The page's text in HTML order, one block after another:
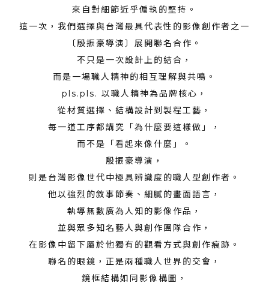
來自對細節近乎偏執的堅持。
這一次， 我們選擇與台灣最具代表性的影像創作者之一
〔殷振豪導演〕展開聯名合作。
不只是一次設計上的結合，
而是一場職人精神的相互理解與共鳴。
pls.pls. 以職人精神為品牌核心，
從材質選擇、結構設計到製程工藝，
每一道工序都講究「為什麼要這樣做」，
而不是「看起來像什麼」。
殷振豪導演，
則是台灣影像世代中極具辨識度的職人型創作者。
他以強烈的敘事節奏、細膩的畫面語言，
執導無數廣為人知的影像作品，
並與眾多知名藝人與創作團隊合作，
在影像中留下屬於他獨有的觀看方式與創作痕跡。
聯名的眼鏡，正是兩種職人世界的交會，
鏡框結構如同影像構圖，